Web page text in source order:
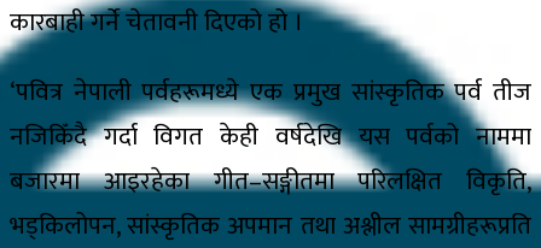
कारबाही गर्ने चेतावनी दिएको हो ।
‘पवित्र नेपाली पर्वहरूमध्ये एक प्रमुख सांस्कृतिक पर्व तीज
नजिकिँदै गर्दा विगत केही वर्षदेखि यस पर्वको नाममा
बजारमा आइरहेका गीत–सङ्गीतमा परिलक्षित विकृति,
भड्किलोपन, सांस्कृतिक अपमान तथा अश्लील सामग्रीहरूप्रति